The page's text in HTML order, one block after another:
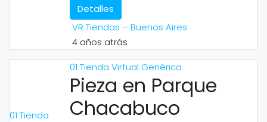
Detalles
VR Tiendas – Buenos Aires
4 años atrás
01 Tienda
01 Tienda Virtual Genérica
Pieza en Parque
Chacabuco